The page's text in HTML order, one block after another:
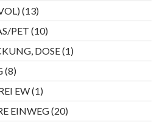
Produkte
1313
Produkte
PET 1010
Produkte
DOSE 11
Produkt
88
Produkte
EW 11
Produkt
EINWEG 2020
Produkte